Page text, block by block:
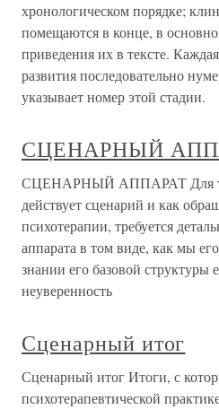
хронологическом порядке;
помещаются в конце, в
приведения их в тексте.
развития последовательно
указывает номер этой стадии.
СЦЕНАРНЫЙ
СЦЕНАРНЫЙ АППАРАТ Для
действует сценарий и как
психотерапии, требуется
аппарата в том виде, как мы
знании его базовой структуры
неуверенность
Сценарный итог
Сценарный итог Итоги, с
психотерапевтической